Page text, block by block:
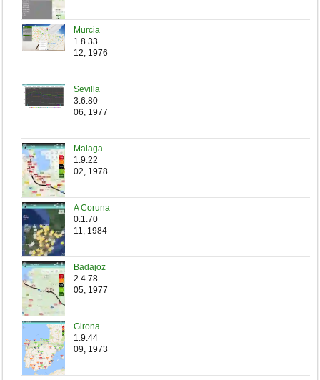
Murcia
1.8.33
12, 1976
Sevilla
3.6.80
06, 1977
Malaga
1.9.22
02, 1978
A Coruna
0.1.70
11, 1984
Badajoz
2.4.78
05, 1977
Girona
1.9.44
09, 1973